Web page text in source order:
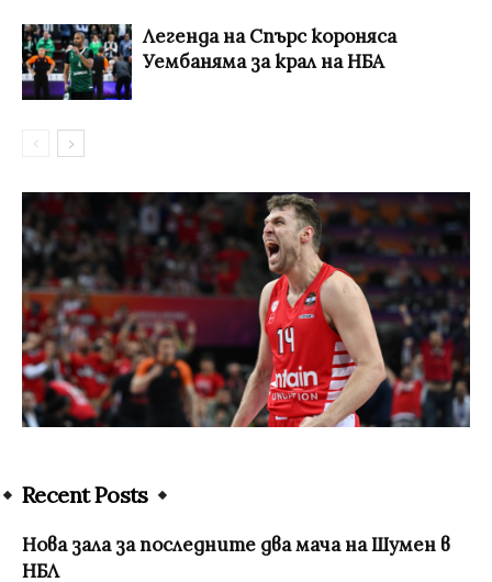
Легенда на Спърс короняса
Уембаняма за крал на НБА
Recent Posts
Нова зала за последните два мача на Шумен в
НБЛ